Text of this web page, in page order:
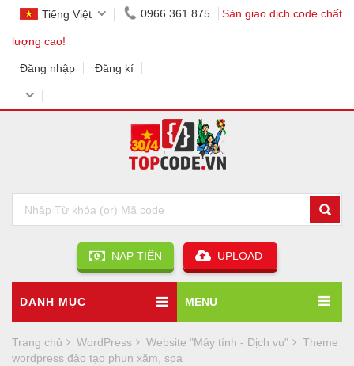
Tiếng Việt 0966.361.875 Sàn giao dịch code chất
lượng cao!
Đăng nhập Đăng kí
NẠP TIỀN UPLOAD
DANH MỤC MENU
Trang chủ WordPress Website "Máy tính - Dịch vụ"
Theme
wordpress đào tạo phun xăm, spa